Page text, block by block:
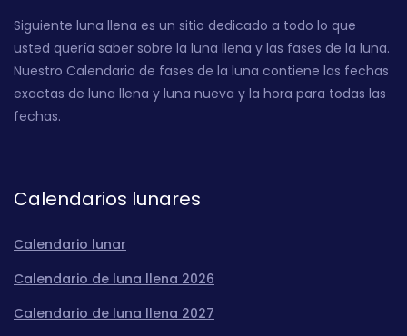
Siguiente luna llena es un sitio dedicado a todo lo que
usted quería saber sobre la luna llena y las fases de la luna.
Nuestro Calendario de fases de la luna contiene las fechas
exactas de luna llena y luna nueva y la hora para todas las
fechas.
Calendarios lunares
Calendario lunar
Calendario de luna llena 2026
Calendario de luna llena 2027